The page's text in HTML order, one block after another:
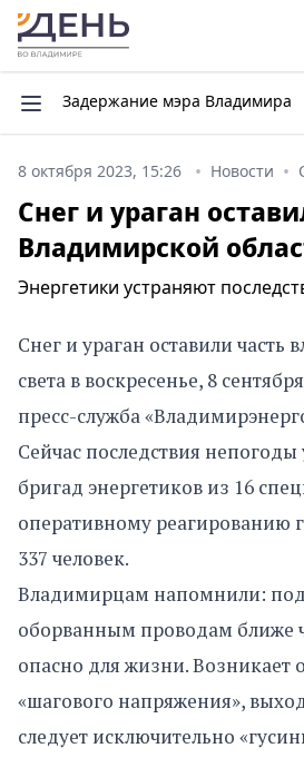
Задержание мэра Владимира
8 октября 2023, 15:26 Новости
Снег и ураган
Владимирской
Энергетики устраняют
Снег и ураган оставили часть
света в воскресенье, 8
пресс-служба
Сейчас последствия непогоды
бригад энергетиков из 16
оперативному реагированию
337 человек.
Владимирцам напомнили:
оборванным проводам ближе
опасно для жизни. Возникает
«шагового напряжения»,
следует исключительно